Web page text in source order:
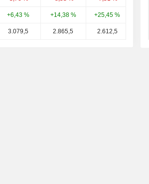
+6,43 % +14,38 % +25,45 %
3.079,5 2.865,5 2.612,5